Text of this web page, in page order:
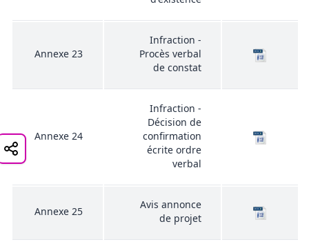
Annexe 23
Infraction -
Procès verbal
de constat
Annexe 24
Infraction -
Décision de
confirmation
écrite ordre
verbal
Annexe 25
Avis annonce
de projet